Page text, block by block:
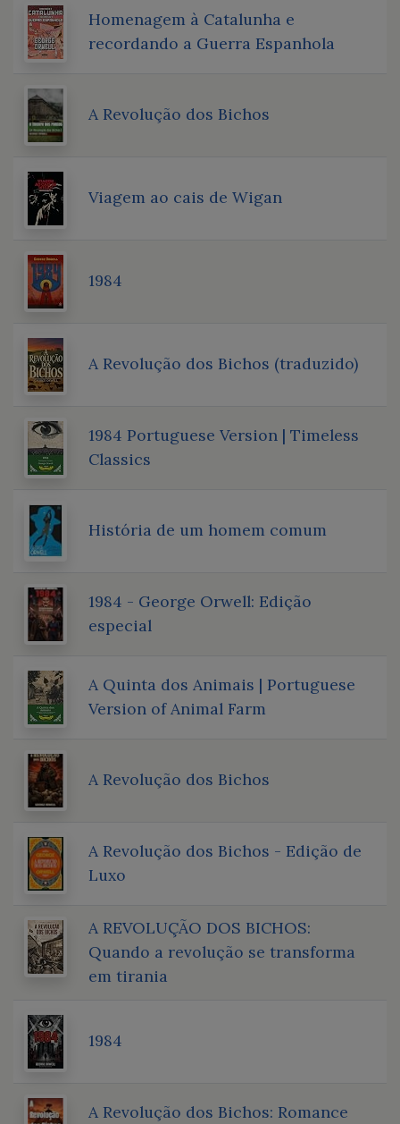
Homenagem à Catalunha e
recordando a Guerra Espanhola
A Revolução dos Bichos
Viagem ao cais de Wigan
1984
A Revolução dos Bichos (traduzido)
1984 Portuguese Version | Timeless
Classics
História de um homem comum
1984 - George Orwell: Edição
especial
A Quinta dos Animais | Portuguese
Version of Animal Farm
A Revolução dos Bichos
A Revolução dos Bichos - Edição de
Luxo
A REVOLUÇÃO DOS BICHOS:
Quando a revolução se transforma
em tirania
1984
A Revolução dos Bichos: Romance